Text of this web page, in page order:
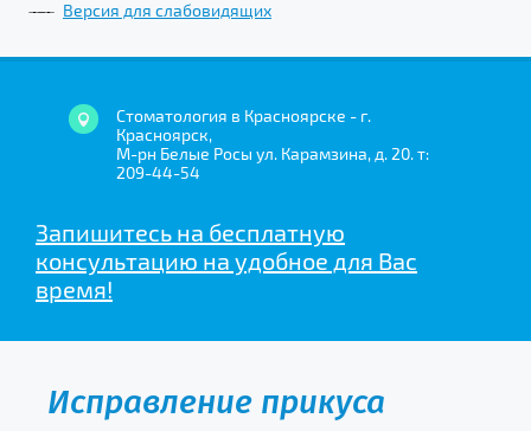
Версия для слабовидящих
Запишитесь на бесплатную
консультацию на удобное для Вас
время!
Стоматология в Красноярске - г.
Красноярск,
М-рн Белые Росы ул. Карамзина, д. 20. т:
209-44-54
Исправление прикуса